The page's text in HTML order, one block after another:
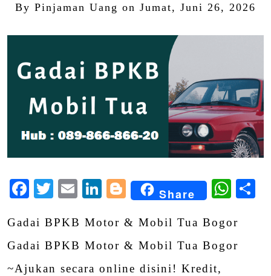
By Pinjaman Uang on Jumat, Juni 26, 2026
Facebook
Twitter
EmailLinkedIn
Blogger
Share
Gadai BPKB Motor & Mobil Tua Bogor
Gadai BPKB Motor & Mobil Tua Bogor
~Ajukan secara online disini! Kredit,